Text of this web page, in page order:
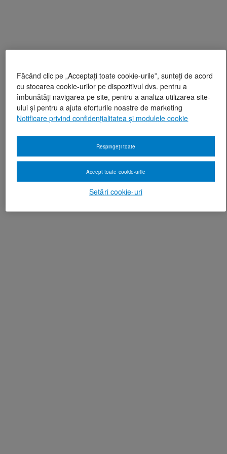
Făcând clic pe „Acceptați toate cookie-urile”, sunteți de acord
cu stocarea cookie-urilor pe dispozitivul dvs. pentru a
îmbunătăți navigarea pe site, pentru a analiza utilizarea site-
ului și pentru a ajuta eforturile noastre de marketing
Notificare privind confidențialitatea și modulele cookie
Setări cookie-uri
Respingeți toate
Accept toate cookie-urile